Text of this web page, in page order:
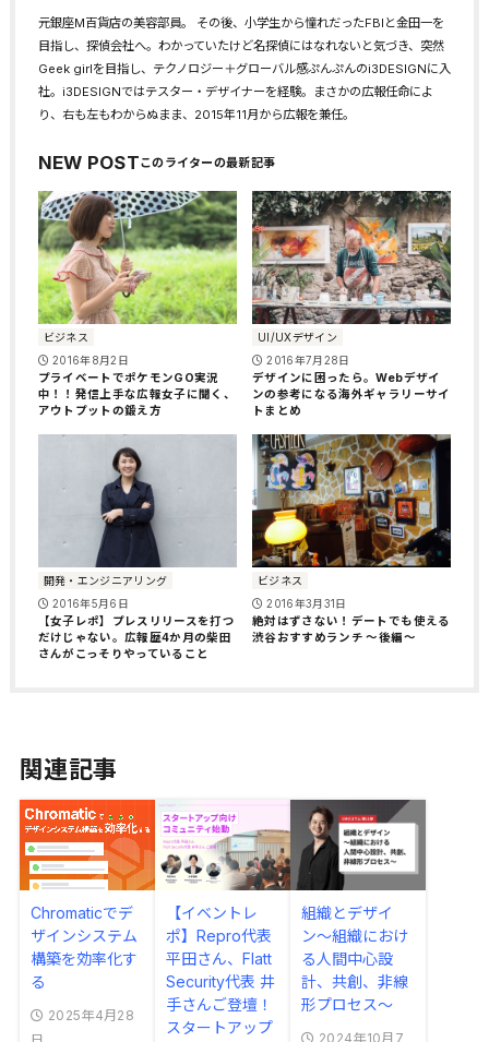
元銀座M百貨店の美容部員。 その後、小学生から憧れだったFBIと金田一を
目指し、探偵会社へ。わかっていたけど名探偵にはなれないと気づき、突然
Geek girlを目指し、テクノロジー＋グローバル感ぷんぷんのi3DESIGNに入
社。i3DESIGNではテスター・デザイナーを経験。まさかの広報任命によ
り、右も左もわからぬまま、2015年11月から広報を兼任。
NEW POST
ビジネス
2016年8月2日
プライベートでポケモンGO実況
中！！発信上手な広報女子に聞く、
アウトプットの鍛え方
UI/UXデザイン
2016年7月28日
デザインに困ったら。Webデザイ
ンの参考になる海外ギャラリーサイ
トまとめ
開発・エンジニアリング
2016年5月6日
【女子レポ】プレスリリースを打つ
だけじゃない。広報歴4か月の柴田
さんがこっそりやっていること
ビジネス
2016年3月31日
絶対はずさない！デートでも使える
渋谷おすすめランチ 〜後編〜
関連記事
Chromaticでデ
ザインシステム
構築を効率化す
る
2025年4月28
【イベントレ
ポ】Repro代表
平田さん、Flatt
Security代表 井
手さんご登壇！
スタートアップ
組織とデザイ
ン〜組織におけ
る人間中心設
計、共創、非線
形プロセス〜
2024年10月7